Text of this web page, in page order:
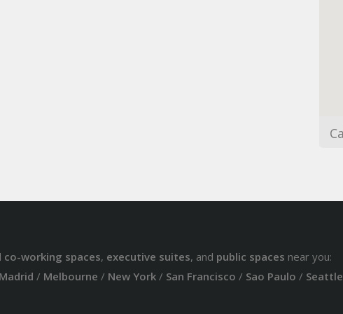
co-working spaces, executive suites, and public spaces near you:
Madrid / Melbourne / New York/ San Francisco / Sao Paulo / Seattle